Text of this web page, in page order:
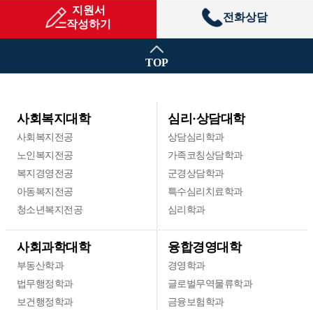
지원서
작성하기
전화상담
TOP
사회복지대학
사회복지전공
노인복지전공
복지경영전공
아동복지전공
청소년복지전공
심리·상담대학
상담심리학과
가족코칭상담학과
군경상담학과
특수심리치료학과
심리학과
사회과학대학
부동산학과
법무행정학과
보건행정학과
융합경영대학
경영학과
글로벌무역물류학과
금융보험학과